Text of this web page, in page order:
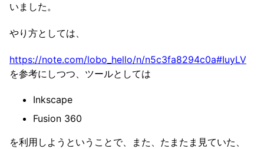
いました。
やり方としては、
https://note.com/lobo_hello/n/n5c3fa8294c0a#IuyLV
を参考にしつつ、ツールとしては
Inkscape
Fusion 360
を利用しようということで、また、たまたま見ていた、